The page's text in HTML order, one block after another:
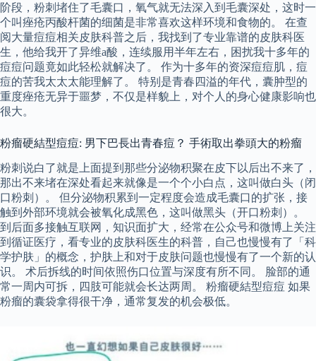
阶段，粉刺堵住了毛囊口，氧气就无法深入到毛囊深处，这时一
个叫痤疮丙酸杆菌的细菌是非常喜欢这样环境和食物的。 在查
阅大量痘痘相关皮肤科普之后，我找到了专业靠谱的皮肤科医
生，他给我开了异维a酸，连续服用半年左右，困扰我十多年的
痘痘问题竟如此轻松就解决了。 作为十多年的资深痘痘肌，痘
痘的苦我太太太能理解了。 特别是青春四溢的年代，囊肿型的
重度痤疮无异于噩梦，不仅是样貌上，对个人的身心健康影响也
很大。
粉瘤硬結型痘痘: 男下巴長出青春痘？ 手術取出拳頭大的粉瘤
粉刺说白了就是上面提到那些分泌物积聚在皮下以后出不来了，
那出不来堵在深处看起来就像是一个个小白点，这叫做白头（闭
口粉刺）。 但分泌物积累到一定程度会造成毛囊口的扩张，接
触到外部环境就会被氧化成黑色，这叫做黑头（开口粉刺）。
到后面多接触互联网，知识面扩大，经常在公众号和微博上关注
到循证医疗，看专业的皮肤科医生的科普，自己也慢慢有了「科
学护肤」的概念，护肤上和对于皮肤问题也慢慢有了一个新的认
识。 术后拆线的时间依照伤口位置与深度有所不同。 脸部的通
常一周内可拆，四肢可能就会长达两周。 粉瘤硬結型痘痘 如果
粉瘤的囊袋拿得很干净，通常复发的机会极低。